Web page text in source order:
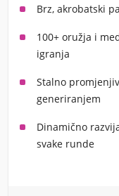
Brz, akrobatski
100+ oružja i
igranja
Stalno
generiranjem
Dinamično
svake runde